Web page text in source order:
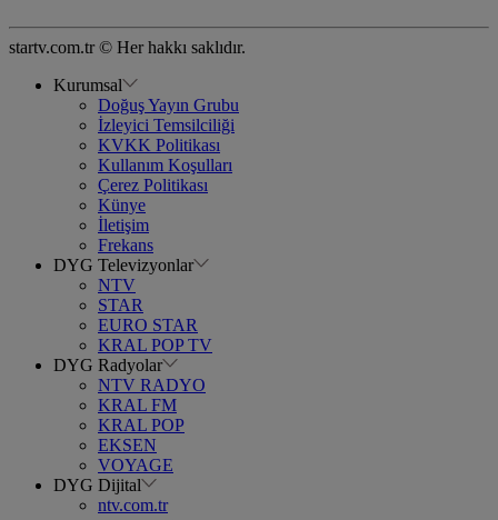
startv.com.tr © Her hakkı saklıdır.
Kurumsal
Doğuş Yayın Grubu
İzleyici Temsilciliği
KVKK Politikası
Kullanım Koşulları
Çerez Politikası
Künye
İletişim
Frekans
DYG Televizyonlar
NTV
STAR
EURO STAR
KRAL POP TV
DYG Radyolar
NTV RADYO
KRAL FM
KRAL POP
EKSEN
VOYAGE
DYG Dijital
ntv.com.tr